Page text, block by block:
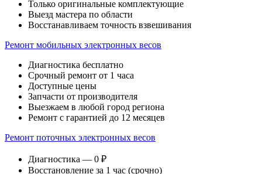
Только оригинальные комплектующие
Выезд мастера по области
Восстанавливаем точность взвешивания
Ремонт мобильных электронных весов
Диагностика бесплатно
Срочный ремонт от 1 часа
Доступные цены
Запчасти от производителя
Выезжаем в любой город региона
Ремонт с гарантией до 12 месяцев
Ремонт поточных электронных весов
Диагностика — 0 ₽
Восстановление за 1 час (срочно)